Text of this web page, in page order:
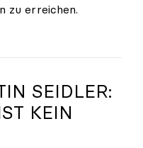
zu erreichen.
von Österreichs
SEIDLER:
KEIN